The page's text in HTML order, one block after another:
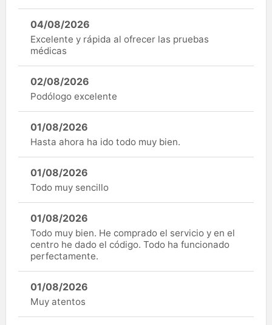
04/08/2026
Excelente y rápida al ofrecer las pruebas
médicas
02/08/2026
Podólogo excelente
01/08/2026
Hasta ahora ha ido todo muy bien.
01/08/2026
Todo muy sencillo
01/08/2026
Todo muy bien. He comprado el servicio y en el
centro he dado el código. Todo ha funcionado
perfectamente.
01/08/2026
Muy atentos